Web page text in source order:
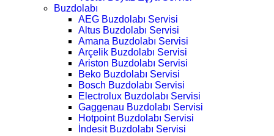
Buzdolabı
AEG Buzdolabı Servisi
Altus Buzdolabı Servisi
Amana Buzdolabı Servisi
Arçelik Buzdolabı Servisi
Ariston Buzdolabı Servisi
Beko Buzdolabı Servisi
Bosch Buzdolabı Servisi
Electrolux Buzdolabı Servisi
Gaggenau Buzdolabı Servisi
Hotpoint Buzdolabı Servisi
İndesit Buzdolabı Servisi